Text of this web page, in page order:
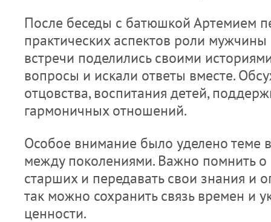
После беседы с батюшкой Артемием
практических аспектов роли мужчины
встречи поделились своими
вопросы и искали ответы вместе.
отцовства, воспитания детей,
гармоничных отношений.
Особое внимание было уделено теме
между поколениями. Важно помнить о
старших и передавать свои знания и
так можно сохранить связь времен и
ценности.